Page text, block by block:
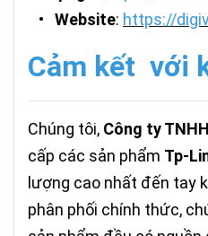
• Website: https://
Cảm kết với
Chúng tôi, Công ty
cấp các sản phẩm Tp-
lượng cao nhất đến tay
phân phối chính thức,